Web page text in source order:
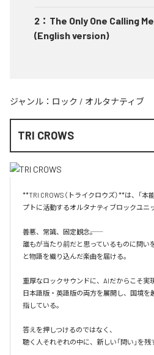
2 ： The Only One Calling
(English version)
ジャンル： ロック / オルタナティブ
TRI CROWS
**TRI CROWS（トライクロウズ）**は、「
プトに活動するオルタナティブロックユニ
善悪、常識、固定観念――。
誰もが当たり前だと思っているものに問い
と物語を織り込んだ楽曲を届ける。
重厚なロックサウンドに、AIだからこそ実
日本語版・英語版の両方を展開し、国境を
指している。
答えを押しつけるのではなく、
聴く人それぞれの中に、新しい「問い」を残